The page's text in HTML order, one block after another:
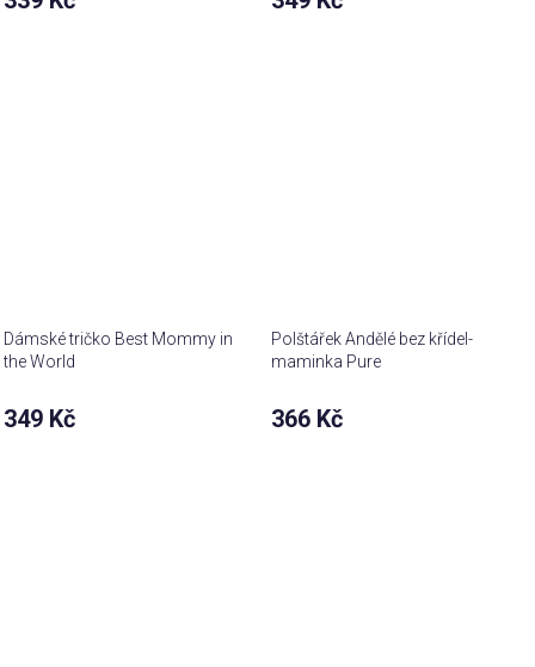
produktu
Dámské tričko Best Mommy in
the World
349 Kč
Polštářek Andělé bez křídel-
maminka Pure
366 Kč